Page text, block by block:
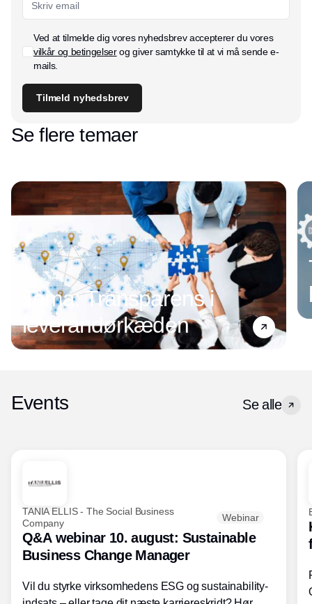
Ved at tilmelde dig vores nyhedsbrev accepterer du vores
vilkår og betingelserog giver samtykke til at vi må sende e-
mails.
Tilmeld nyhedsbrev
Se flere temaer
Tema: Transparens i
leverandørkæden
Events Se alle
TANIA ELLIS - The Social Business
Company
Webinar
Q&A webinar 10. august: Sustainable
Business Change Manager
Vil du styrke virksomhedens ESG og sustainability-